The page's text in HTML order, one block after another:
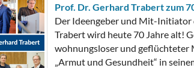
Prof. Dr. Gerhard Trabert zum
Der Ideengeber und Mit-Initiator
Trabert wird heute 70 Jahre alt!
wohnungsloser und geflüchteter
„Armut und Gesundheit“ in